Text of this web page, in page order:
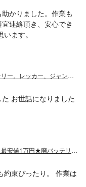
かりました。作業も
連絡頂き、安心でき
ます。
雷神プレミアムパルス充電を施行したカーバッテリー。レッカー、ジャンピング保険付き
お世話になりました
【埼玉県川越市より】★出張距離によって値引き最安値1万円★廃バッテリー無料回収
約束ぴったり。 作業は